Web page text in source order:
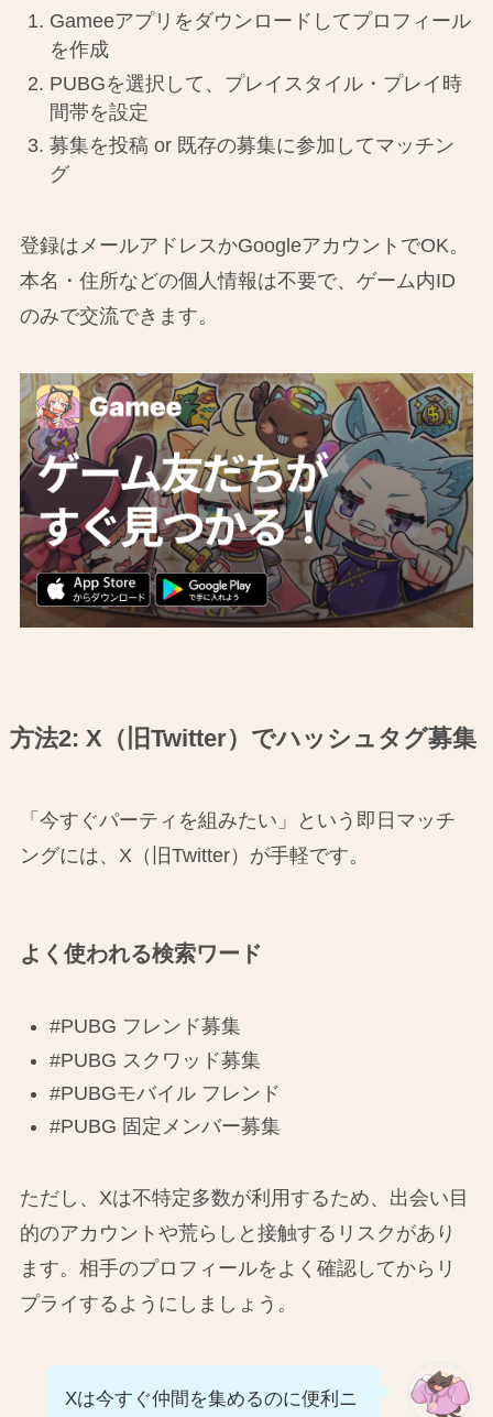
Gameeアプリをダウンロードしてプロフィール
を作成
PUBGを選択して、プレイスタイル・プレイ時
間帯を設定
募集を投稿 or 既存の募集に参加してマッチン
グ
登録はメールアドレスかGoogleアカウントでOK。
本名・住所などの個人情報は不要で、ゲーム内ID
のみで交流できます。
方法2: X（旧Twitter）でハッシュタグ募集
「今すぐパーティを組みたい」という即日マッチ
ングには、X（旧Twitter）が手軽です。
よく使われる検索ワード
#PUBG フレンド募集
#PUBG スクワッド募集
#PUBGモバイル フレンド
#PUBG 固定メンバー募集
ただし、Xは不特定多数が利用するため、出会い目
的のアカウントや荒らしと接触するリスクがあり
ます。相手のプロフィールをよく確認してからリ
プライするようにしましょう。
Xは今すぐ仲間を集めるのに便利ニ